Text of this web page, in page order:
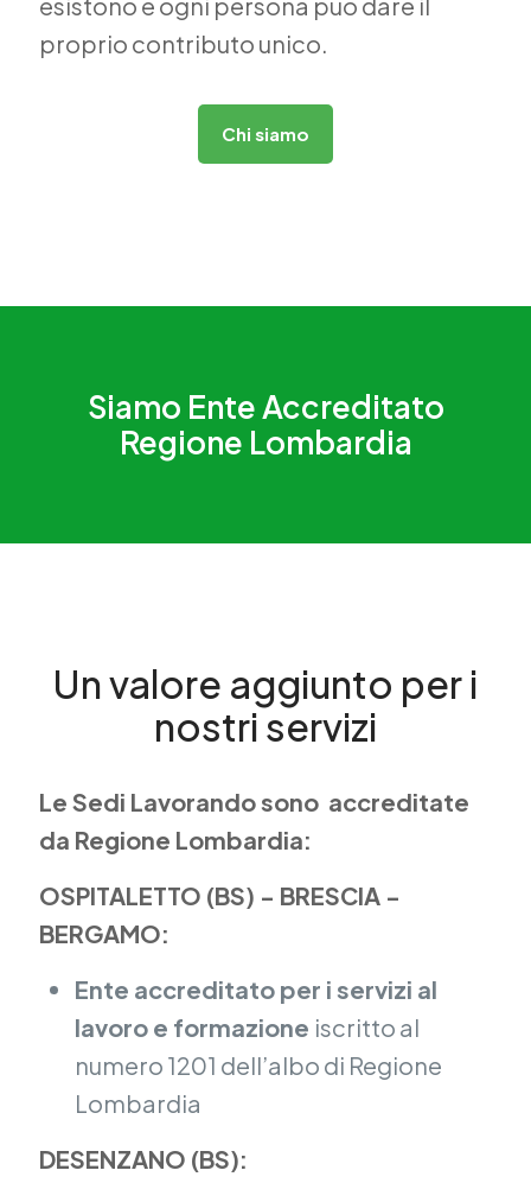
proprio contributo unico.
Chi siamo
Siamo Ente Accreditato
Regione Lombardia
Un valore aggiunto per i
nostri servizi
Le Sedi Lavorando sono accreditate
da Regione Lombardia:
OSPITALETTO (BS) - BRESCIA -
BERGAMO:
Ente accreditato per i servizi al
lavoro e formazione iscritto al
numero 1201 dell’albo di Regione
Lombardia
DESENZANO (BS):